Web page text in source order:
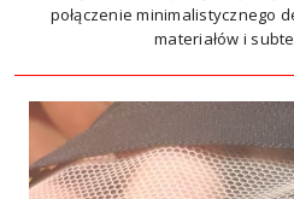
połączenie minimalistycznego
materiałów i